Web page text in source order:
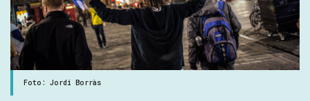
Foto: Jordi Borràs